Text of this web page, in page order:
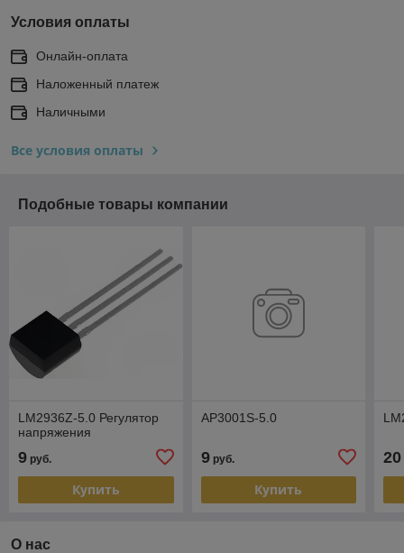
Условия оплаты
Онлайн-оплата
Наложенный платеж
Наличными
Все условия оплаты
Подобные товары компании
LM2936Z-5.0 Регулятор
напряжения
9 руб.
Купить
AP3001S-5.0
9руб.
Купить
20
О нас